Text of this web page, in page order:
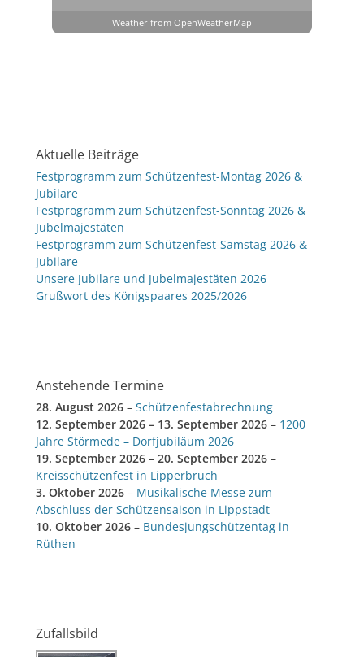
Weather from OpenWeatherMap
Aktuelle Beiträge
Festprogramm zum Schützenfest-Montag 2026 &
Jubilare
Festprogramm zum Schützenfest-Sonntag 2026 &
Jubelmajestäten
Festprogramm zum Schützenfest-Samstag 2026 &
Jubilare
Unsere Jubilare und Jubelmajestäten 2026
Grußwort des Königspaares 2025/2026
Anstehende Termine
28. August 2026 – Schützenfestabrechnung
12. September 2026 – 13. September 2026 – 1200
Jahre Störmede – Dorfjubiläum 2026
19. September 2026 – 20. September 2026 –
Kreisschützenfest in Lipperbruch
3. Oktober 2026 – Musikalische Messe zum
Abschluss der Schützensaison in Lippstadt
10. Oktober 2026 – Bundesjungschützentag in
Rüthen
Zufallsbild